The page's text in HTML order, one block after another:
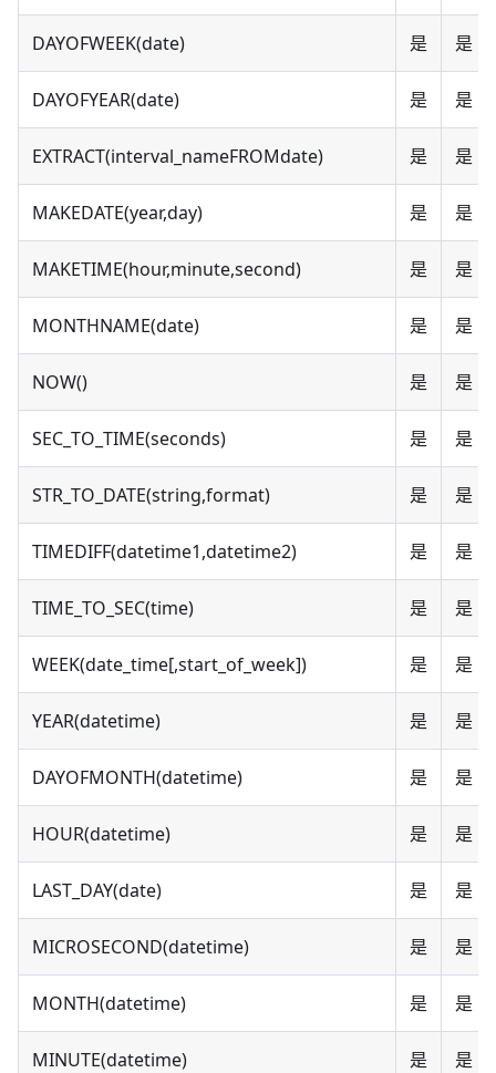
DAYOFWEEK(date) 是 是
DAYOFYEAR(date) 是 是
EXTRACT(interval_nameFROMdate) 是 是
MAKEDATE(year,day) 是 是
MAKETIME(hour,minute,second) 是 是
MONTHNAME(date) 是 是
NOW() 是 是
SEC_TO_TIME(seconds) 是 是
STR_TO_DATE(string,format) 是 是
TIMEDIFF(datetime1,datetime2) 是 是
TIME_TO_SEC(time) 是 是
WEEK(date_time[,start_of_week]) 是 是
YEAR(datetime) 是 是
DAYOFMONTH(datetime) 是 是
HOUR(datetime) 是 是
LAST_DAY(date) 是 是
MICROSECOND(datetime) 是 是
MONTH(datetime) 是 是
MINUTE(datetime) 是 是